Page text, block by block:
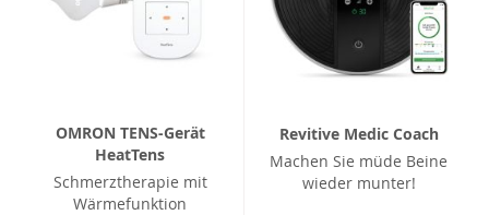
OMRON TENS-Gerät
HeatTens
Schmerztherapie mit
Wärmefunktion
Revitive Medic Coach
Machen Sie müde Beine
wieder munter!